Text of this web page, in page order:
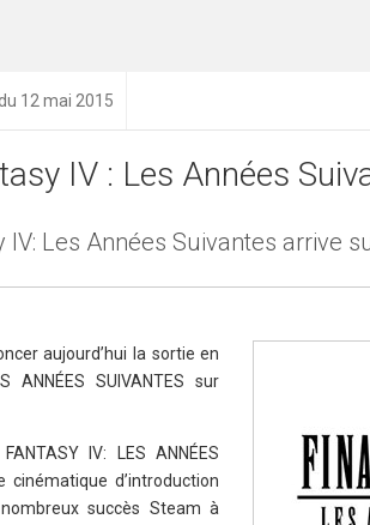
12 mai 2015
IV : Les Années
IV: Les Années Suivantes arrive
aujourd’hui la sortie en
ANNÉES SUIVANTES sur
IV: LES ANNÉES
cinématique d’introduction
succès Steam à